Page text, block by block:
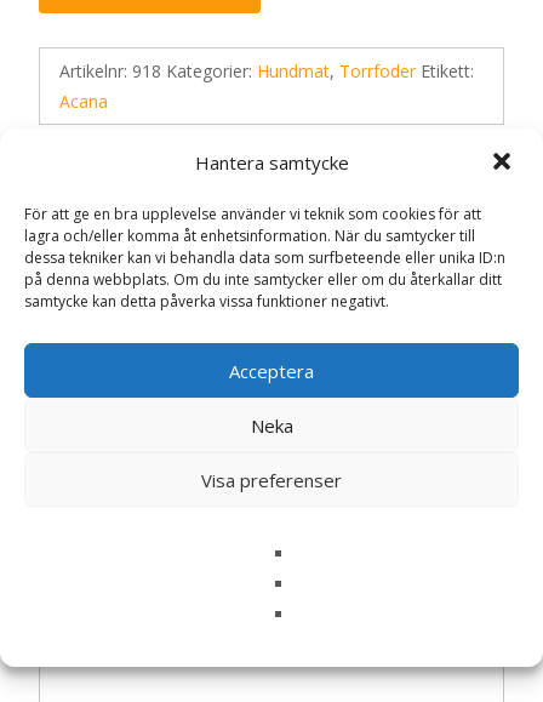
Hantera samtycke
För att ge en bra upplevelse använder vi teknik som cookies för att
lagra och/eller komma åt enhetsinformation. När du samtycker till
dessa tekniker kan vi behandla data som surfbeteende eller unika ID:n
på denna webbplats. Om du inte samtycker eller om du återkallar ditt
samtycke kan detta påverka vissa funktioner negativt.
Acceptera
Neka
Visa preferenser
Artikelnr: 918 Kategorier: Hundmat, Torrfoder Etikett:
Acana
Recensioner
Det finns inga recensioner än.
Bli först med att recensera ”Torrfoder
Puppy Small/Medium – 2 kg – Acana”